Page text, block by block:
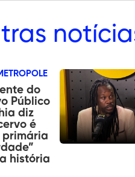
do
Público
diz
é
primária
história